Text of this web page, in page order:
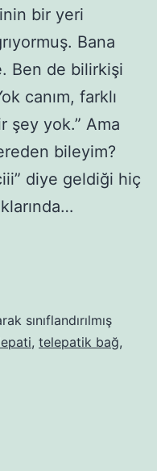
bir yeri
Bana
Ben de bilirkişi
canım, farklı
şey yok.” Ama
bileyim?
diye geldiği hiç
sınıflandırılmış
, telepatik bağ,